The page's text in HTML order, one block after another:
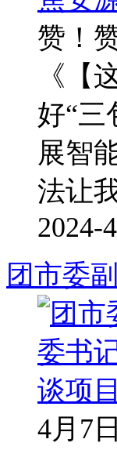
赞！
《【
好“三
展智
法让
2024-
团市委
4月7